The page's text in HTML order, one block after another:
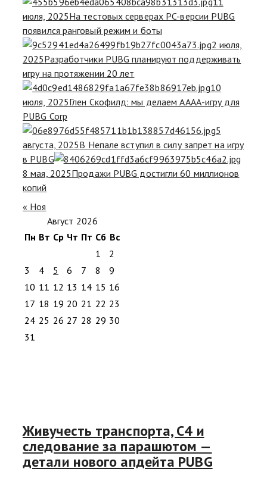
июля, 2025На тестовых серверах PC-версии PUBG
появился ранговый режим и боты
2 июля,
2025Разработчики PUBG планируют поддерживать
игру на протяжении 20 лет
10
июля, 2025Глен Скофилд: мы делаем АААА-игру для
PUBG Corp
5
августа, 2025В Непале вступил в силу запрет на игру
в PUBG
8 мая, 2025Продажи PUBG достигли 60 миллионов
копий
« Ноя
Август 2026
Пн Вт Ср Чт Пт Сб Вс
1
2
3
4 5 6 7 8
9
10 11 12 13 14 15 16
17 18 19 20 21 22 23
24 25 26 27 28 29 30
31
Живучесть транспорта, C4 и
следование за парашютом —
детали нового апдейта PUBG